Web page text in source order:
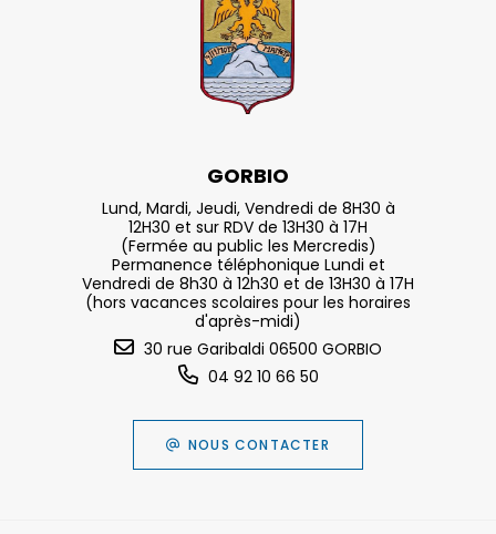
GORBIO
Lund, Mardi, Jeudi, Vendredi de 8H30 à
12H30 et sur RDV de 13H30 à 17H
(Fermée au public les Mercredis)
Permanence téléphonique Lundi et
Vendredi de 8h30 à 12h30 et de 13H30 à 17H
(hors vacances scolaires pour les horaires
d'après-midi)
30 rue Garibaldi 06500 GORBIO
04 92 10 66 50
NOUS CONTACTER